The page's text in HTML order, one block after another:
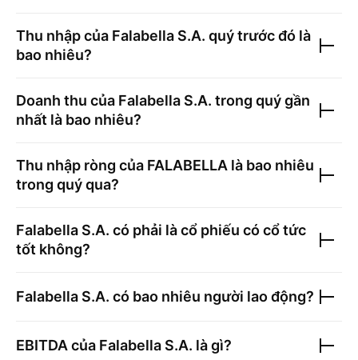
Thu nhập của Falabella S.A. quý trước đó là
bao nhiêu?
Doanh thu của Falabella S.A. trong quý gần
nhất là bao nhiêu?
Thu nhập ròng của FALABELLA là bao nhiêu
trong quý qua?
Falabella S.A. có phải là cổ phiếu có cổ tức
tốt không?
Falabella S.A. có bao nhiêu người lao động?
EBITDA của Falabella S.A. là gì?